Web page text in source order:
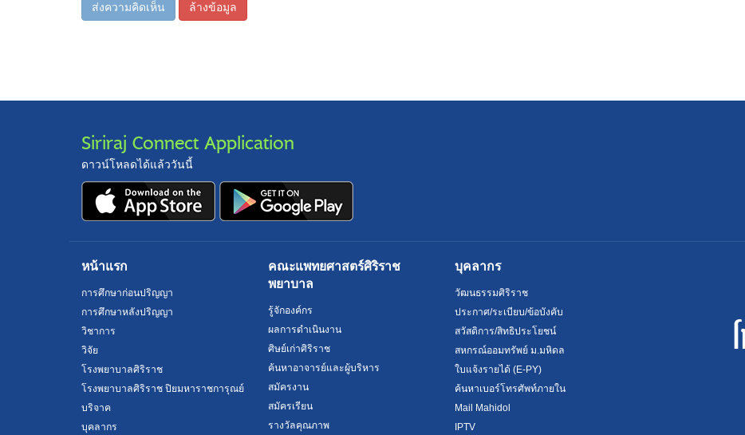
ส่งความคิดเห็น ล้างข้อมูล
Siriraj Connect Application
ดาวน์โหลดได้แล้ววันนี้
หน้าแรก
การศึกษาก่อนปริญญา
การศึกษาหลังปริญญา
วิชาการ
วิจัย
โรงพยาบาลศิริราช
โรงพยาบาลศิริราช ปิยมหาราชการุณย์
บริจาค
บุคลากร
คณะแพทยศาสตร์ศิริราช
พยาบาล
รู้จักองค์กร
ผลการดำเนินงาน
ศิษย์เก่าศิริราช
ค้นหาอาจารย์และผู้บริหาร
สมัครงาน
สมัครเรียน
รางวัลคุณภาพ
บุคลากร
วัฒนธรรมศิริราช
ประกาศ/ระเบียบ/ข้อบังคับ
สวัสดิการ/สิทธิประโยชน์
สหกรณ์ออมทรัพย์ ม.มหิดล
ใบแจ้งรายได้ (E-PY)
ค้นหาเบอร์โทรศัพท์ภายใน
Mail Mahidol
IPTV